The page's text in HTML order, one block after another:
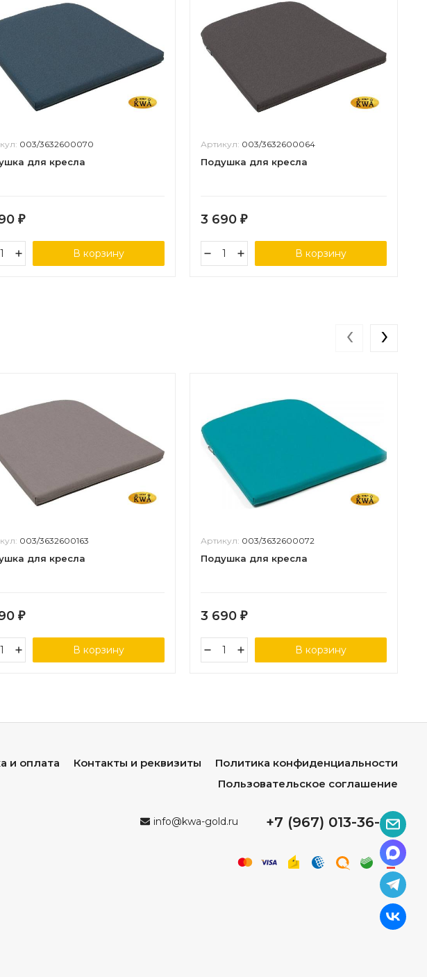
003/3632600070
для кресла
₽
В корзину
Артикул: 003/3632600064
Подушка для кресла
3 690 ₽
В корзину
003/3632600163
для кресла
₽
В корзину
Артикул: 003/3632600072
Подушка для кресла
3 690 ₽
В корзину
‹ ›
и оплата Контакты и реквизиты
Политика конфиденциальности
Пользовательское соглашение
info@kwa-gold.ru +7 (967) 013-36-96